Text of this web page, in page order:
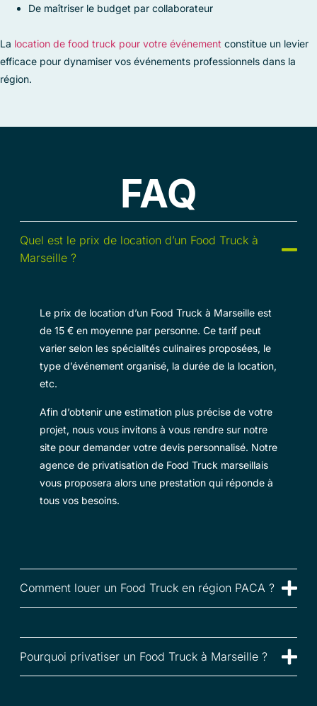
De maîtriser le budget par collaborateur
La location de food truck pour votre événement constitue un levier
efficace pour dynamiser vos événements professionnels dans la
région.
FAQ
Quel est le prix de location d’un Food Truck à
Marseille ?
Le prix de location d’un Food Truck à Marseille est
de 15 € en moyenne par personne. Ce tarif peut
varier selon les spécialités culinaires proposées, le
type d’événement organisé, la durée de la location,
etc.
Afin d’obtenir une estimation plus précise de votre
projet, nous vous invitons à vous rendre sur notre
site pour demander votre devis personnalisé. Notre
agence de privatisation de Food Truck marseillais
vous proposera alors une prestation qui réponde à
tous vos besoins.
Comment louer un Food Truck en région PACA ?
Pourquoi privatiser un Food Truck à Marseille ?